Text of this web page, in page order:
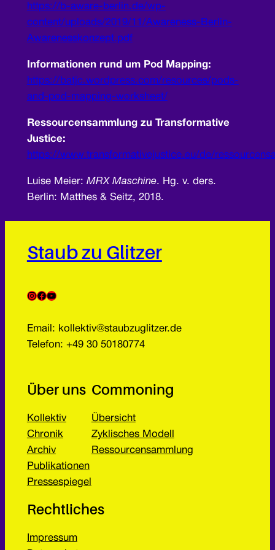
https://b-aware-berlin.de/wp-
content/uploads/2019/11/Awareness-Berlin-
Awarenesskonzept.pdf
Informationen rund um Pod Mapping:
https://batjc.wordpress.com/resources/pods-
and-pod-mapping-worksheet/
Ressourcensammlung zu Transformative
Justice:
https://www.transformativejustice.eu/de/
Luise Meier: MRX Maschine. Hg. v. ders.
Berlin: Matthes & Seitz, 2018.
Staub zu Glitzer
InstagramFacebook YouTube
Email: kollektiv@staubzuglitzer.de
Telefon: +49 30 50180774
Über uns
Kollektiv
Chronik
Archiv
Publikationen
Pressespiegel
Commoning
Übersicht
Zyklisches Modell
Ressourcensammlung
Rechtliches
Impressum